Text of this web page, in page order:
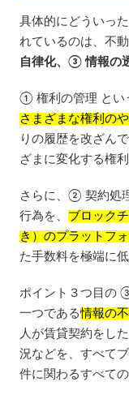
具体的にどういっ
れているのは、不
自律化、③ 情報の
① 権利の管理 とい
さまざまな権利の
りの履歴を改ざん
ざまに変化する権
さらに、② 契約処
行為を、 ブロック
き）のプラットフ
た手数料を極端に
ポイント３つ目の
一つである情報の
人が賃貸契約をし
況などを、すべて
件に関わるすべて